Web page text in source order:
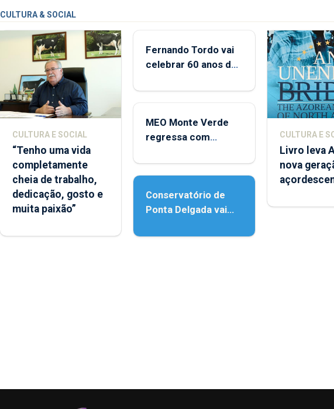
CULTURA & SOCIAL
CULTURA E SOCIAL
“Tenho uma vida
completamente
cheia de trabalho,
dedicação, gosto e
muita paixão”
Fernando Tordo vai
celebrar 60 anos de
Micaelense
MEO Monte Verde
regressa com
acessibilidade
Conservatório de
Ponta Delgada vai
instrumentos
CULTURA E
Livro leva
nova